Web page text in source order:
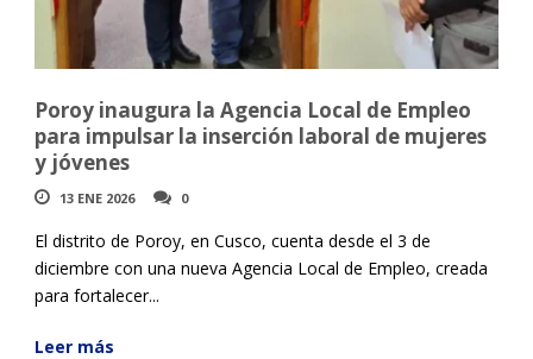
Poroy inaugura la Agencia Local de Empleo
para impulsar la inserción laboral de mujeres
y jóvenes
13 ENE 2026 0
El distrito de Poroy, en Cusco, cuenta desde el 3 de
diciembre con una nueva Agencia Local de Empleo, creada
para fortalecer...
Leer más